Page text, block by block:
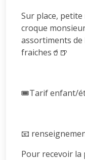
Sur place,
croque
assortiments de
fraiches🥤🍺
🎟️Tarif enfant/
📧
Pour recevoir